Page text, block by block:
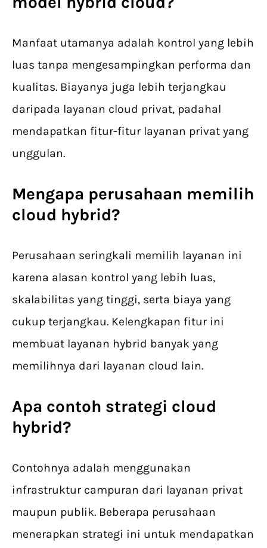
Manfaat utamanya adalah kontrol yang lebih
luas tanpa mengesampingkan performa dan
kualitas. Biayanya juga lebih terjangkau
daripada layanan cloud privat, padahal
mendapatkan fitur-fitur layanan privat yang
unggulan.
Mengapa perusahaan memilih
cloud hybrid?
Perusahaan seringkali memilih layanan ini
karena alasan kontrol yang lebih luas,
skalabilitas yang tinggi, serta biaya yang
cukup terjangkau. Kelengkapan fitur ini
membuat layanan hybrid banyak yang
memilihnya dari layanan cloud lain.
Apa contoh strategi cloud
hybrid?
Contohnya adalah menggunakan
infrastruktur campuran dari layanan privat
maupun publik. Beberapa perusahaan
menerapkan strategi ini untuk mendapatkan